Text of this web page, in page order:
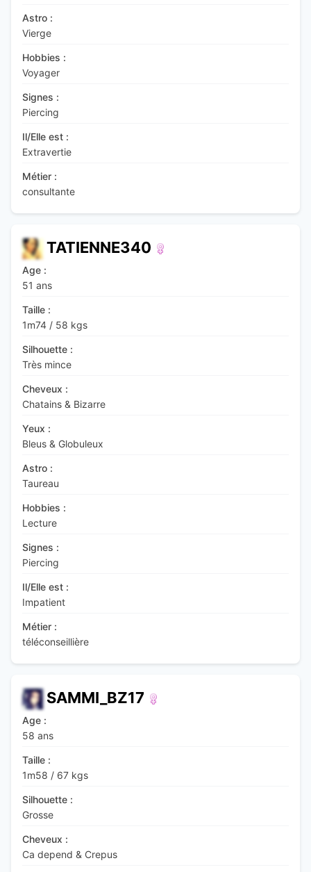
Astro :
Vierge
Hobbies :
Voyager
Signes :
Piercing
Il/Elle est :
Extravertie
Métier :
consultante
TATIENNE340
Age :
51 ans
Taille :
1m74 / 58 kgs
Silhouette :
Très mince
Cheveux :
Chatains & Bizarre
Yeux :
Bleus & Globuleux
Astro :
Taureau
Hobbies :
Lecture
Signes :
Piercing
Il/Elle est :
Impatient
Métier :
téléconseillière
SAMMI_BZ17
Age :
58 ans
Taille :
1m58 / 67 kgs
Silhouette :
Grosse
Cheveux :
Ca depend & Crepus